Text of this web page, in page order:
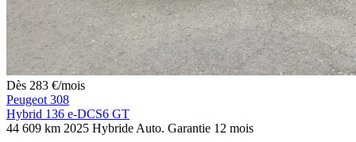
Dès 283 €/mois
Peugeot 308
Hybrid 136 e-DCS6 GT
44 609 km 2025 Hybride Auto. Garantie 12 mois